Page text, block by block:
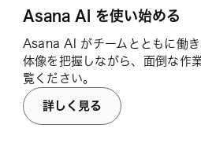
Asana AI を使い始める
Asana AI がチームとともに働
体像を把握しながら、面倒な作
覧ください。
詳しく見る